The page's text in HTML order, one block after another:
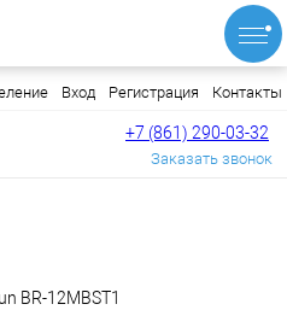
Вход Регистрация Контакты
+7 (861) 290-03-32
Заказать звонок
BR-12MBST1